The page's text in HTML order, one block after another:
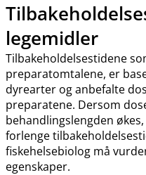
legemidler
Tilbakeholdelsestidene
preparatomtalene, er
dyrearter og anbefalte
preparatene. Dersom
behandlingslengden
forlenge
fiskehelsebiolog må
egenskaper.